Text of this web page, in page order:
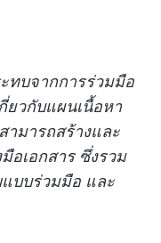
ทบจากการร่วมมือ
ยวกับแผนเนื้อหา
ามารถสร้างและ
อเอกสาร ซึ่งรวม
บบร่วมมือ และ